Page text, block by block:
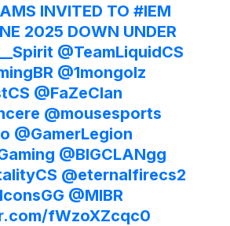
INVITED TO #IEM
2025 DOWN UNDER
@TeamLiquidCS
@1mongolz
@FaZeClan
@mousesports
@GamerLegion
@BIGCLANgg
@eternalfirecs2
@MIBR
fWzoXZcqc0